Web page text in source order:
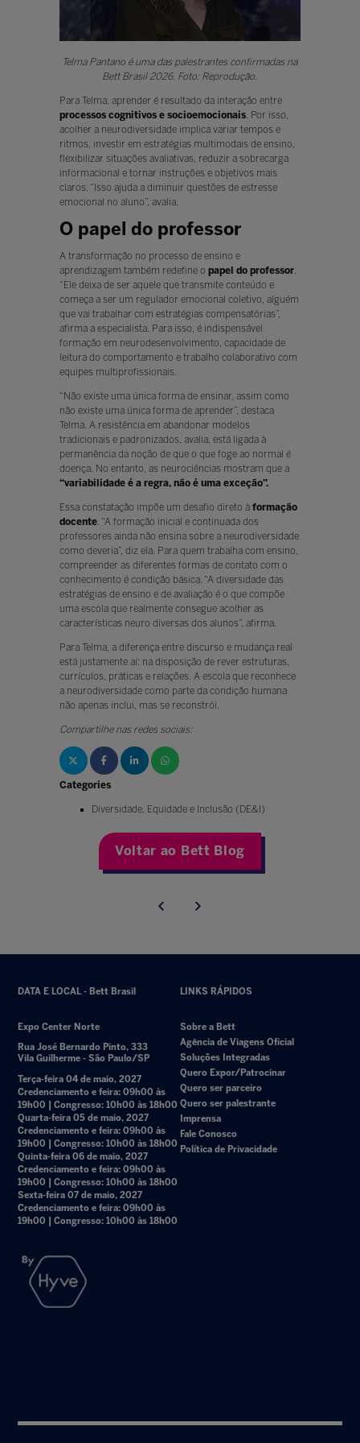
Telma Pantano é uma das palestrantes confirmadas na
Bett Brasil 2026. Foto: Reprodução.
Para Telma, aprender é resultado da interação entre
processos cognitivos e socioemocionais. Por isso,
acolher a neurodiversidade implica variar tempos e
ritmos, investir em estratégias multimodais de ensino,
flexibilizar situações avaliativas, reduzir a sobrecarga
informacional e tornar instruções e objetivos mais
claros. “Isso ajuda a diminuir questões de estresse
emocional no aluno”, avalia.
O papel do professor
A transformação no processo de ensino e
aprendizagem também redefine o papel do professor.
“Ele deixa de ser aquele que transmite conteúdo e
começa a ser um regulador emocional coletivo, alguém
que vai trabalhar com estratégias compensatórias”,
afirma a especialista. Para isso, é indispensável
formação em neurodesenvolvimento, capacidade de
leitura do comportamento e trabalho colaborativo com
equipes multiprofissionais.
“Não existe uma única forma de ensinar, assim como
não existe uma única forma de aprender”, destaca
Telma. A resistência em abandonar modelos
tradicionais e padronizados, avalia, está ligada à
permanência da noção de que o que foge ao normal é
doença. No entanto, as neurociências mostram que a
“variabilidade é a regra, não é uma exceção”.
Essa constatação impõe um desafio direto à formação
docente. “A formação inicial e continuada dos
professores ainda não ensina sobre a neurodiversidade
como deveria”, diz ela. Para quem trabalha com ensino,
compreender as diferentes formas de contato com o
conhecimento é condição básica. “A diversidade das
estratégias de ensino e de avaliação é o que compõe
uma escola que realmente consegue acolher as
características neuro diversas dos alunos”, afirma.
Para Telma, a diferença entre discurso e mudança real
está justamente aí: na disposição de rever estruturas,
currículos, práticas e relações. A escola que reconhece
a neurodiversidade como parte da condição humana
não apenas inclui, mas se reconstrói.
Compartilhe nas redes sociais:
Categories
Diversidade, Equidade e Inclusão (DE&I)
Voltar ao Bett Blog
DATA E LOCAL - Bett Brasil
Expo Center Norte
Rua José Bernardo Pinto, 333
Vila Guilherme - São Paulo/SP
Terça-feira 04 de maio, 2027
Credenciamento e feira: 09h00 às
19h00 | Congresso: 10h00 às 18h00
Quarta-feira 05 de maio, 2027
Credenciamento e feira: 09h00 às
19h00 | Congresso: 10h00 às 18h00
Quinta-feira 06 de maio, 2027
Credenciamento e feira: 09h00 às
19h00 | Congresso: 10h00 às 18h00
Sexta-feira 07 de maio, 2027
Credenciamento e feira: 09h00 às
19h00 | Congresso: 10h00 às 18h00
LINKS RÁPIDOS
Sobre a Bett
Agência de Viagens Oficial
Soluções Integradas
Quero Expor/Patrocinar
Quero ser parceiro
Quero ser palestrante
Imprensa
Fale Conosco
Política de Privacidade